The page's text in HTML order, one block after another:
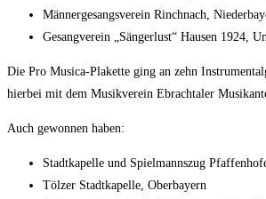
Män­ner­ge­sangs­ver­ein Rinchnach,
Gesang­ver­ein „Sän­ger­lust“ Hau­sen 1924,
Die Pro Musi­ca-Pla­ket­te ging an zehn
hier­bei mit dem Musik­ver­ein Ebrach­ta­ler
Auch gewon­nen haben:
Stadt­ka­pel­le und Spiel­manns­zug
Töl­zer Stadt­ka­pel­le, Oberbayern